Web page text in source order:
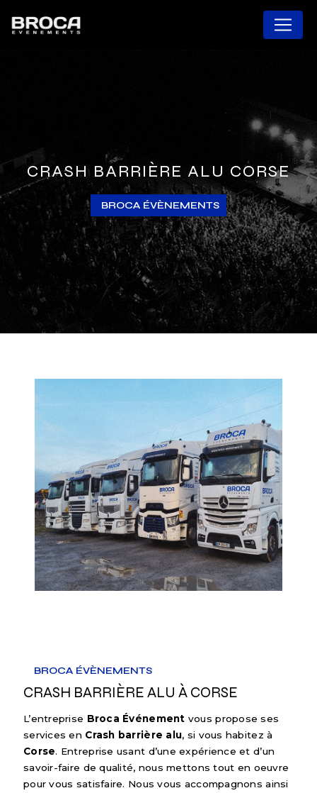
CRASH BARRIÈRE ALU CORSE
BROCA ÉVÈNEMENTS
BROCA ÉVÈNEMENTS
CRASH BARRIÈRE ALU À CORSE
L’entreprise Broca Événement vous propose ses
services en Crash barrière alu, si vous habitez à
Corse. Entreprise usant d’une expérience et d’un
savoir-faire de qualité, nous mettons tout en oeuvre
pour vous satisfaire. Nous vous accompagnons ainsi